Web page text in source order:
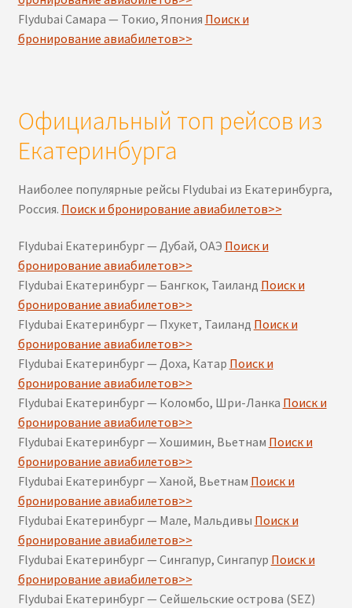
Flydubai Самара — Токио, Япония Поиск и
бронирование авиабилетов>>
Официальный топ рейсов из
Екатеринбурга
Наиболее популярные рейсы Flydubai из Екатеринбурга,
Россия. Поиск и бронирование авиабилетов>>
Flydubai Екатеринбург — Дубай, ОАЭ Поиск и
бронирование авиабилетов>>
Flydubai Екатеринбург — Бангкок, Таиланд Поиск и
бронирование авиабилетов>>
Flydubai Екатеринбург — Пхукет, Таиланд Поиск и
бронирование авиабилетов>>
Flydubai Екатеринбург — Доха, Катар Поиск и
бронирование авиабилетов>>
Flydubai Екатеринбург — Коломбо, Шри-Ланка Поиск и
бронирование авиабилетов>>
Flydubai Екатеринбург — Хошимин, Вьетнам Поиск и
бронирование авиабилетов>>
Flydubai Екатеринбург — Ханой, Вьетнам Поиск и
бронирование авиабилетов>>
Flydubai Екатеринбург — Мале, Мальдивы Поиск и
бронирование авиабилетов>>
Flydubai Екатеринбург — Сингапур, Сингапур Поиск и
бронирование авиабилетов>>
Flydubai Екатеринбург — Сейшельские острова (SEZ)